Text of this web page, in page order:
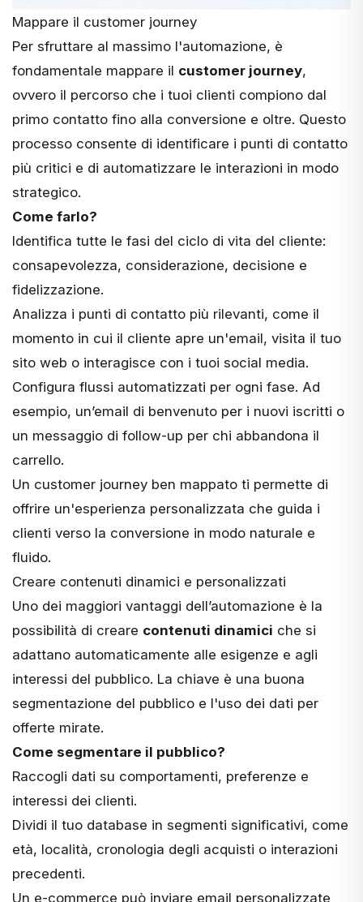
Mappare il customer journey
Per sfruttare al massimo l'automazione, è
fondamentale mappare il customer journey,
ovvero il percorso che i tuoi clienti compiono dal
primo contatto fino alla conversione e oltre. Questo
processo consente di identificare i punti di contatto
più critici e di automatizzare le interazioni in modo
strategico.
Come farlo?
Identifica tutte le fasi del ciclo di vita del cliente:
consapevolezza, considerazione, decisione e
fidelizzazione.
Analizza i punti di contatto più rilevanti, come il
momento in cui il cliente apre un'email, visita il tuo
sito web o interagisce con i tuoi social media.
Configura flussi automatizzati per ogni fase. Ad
esempio, un’email di benvenuto per i nuovi iscritti o
un messaggio di follow-up per chi abbandona il
carrello.
Un customer journey ben mappato ti permette di
offrire un'esperienza personalizzata che guida i
clienti verso la conversione in modo naturale e
fluido.
Creare contenuti dinamici e personalizzati
Uno dei maggiori vantaggi dell’automazione è la
possibilità di creare contenuti dinamici che si
adattano automaticamente alle esigenze e agli
interessi del pubblico. La chiave è una buona
segmentazione del pubblico e l'uso dei dati per
offerte mirate.
Come segmentare il pubblico?
Raccogli dati su comportamenti, preferenze e
interessi dei clienti.
Dividi il tuo database in segmenti significativi, come
età, località, cronologia degli acquisti o interazioni
precedenti.
Un e-commerce può inviare email personalizzate